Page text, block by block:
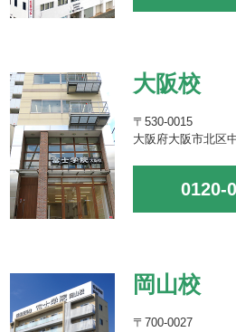
大阪校
〒530-0015
大阪府大阪市北区
0120-
岡山校
〒700-0027